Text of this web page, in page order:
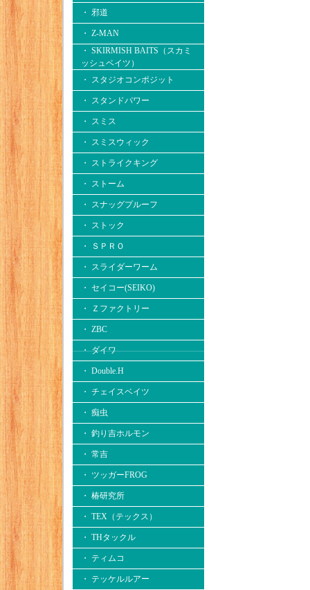
・ 邪道
・ Z-MAN
・ SKIRMISH BAITS（スカミ
ッシュベイツ）
・ スタジオコンポジット
・ スタンドパワー
・ スミス
・ スミスウィック
・ ストライクキング
・ ストーム
・ スナッグプルーフ
・ ストック
・ ＳＰＲＯ
・ スライダーワーム
・ セイコー(SEIKO)
・ Ｚファクトリー
・ ZBC
・ ダイワ
・ Double.H
・ チェイスベイツ
・ 痴虫
・ 釣り吉ホルモン
・ 常吉
・ ツッガーFROG
・ 椿研究所
・ TEX（テックス）
・ THタックル
・ ティムコ
・ テッケルルアー